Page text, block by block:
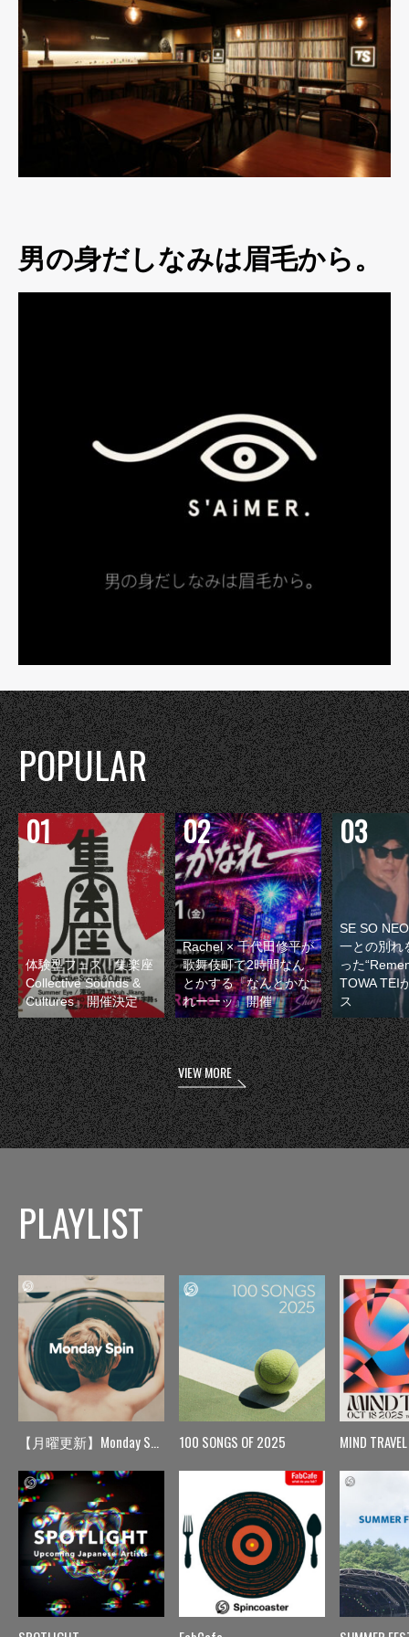
男の身だしなみは眉毛から。
POPULAR
体験型フェス『集楽座
Collective Sounds &
Cultures』開催決定
Rachel × 千代田修平が
歌舞伎町で2時間なん
とかする『なんとかな
れーーッ』開催
SE SO
一との別れ
った
TOWA TEI
ス
VIEW MORE
PLAYLIST
【月曜更新】Monday Spin 100 SONGS OF 2025 MIND TRAVEL